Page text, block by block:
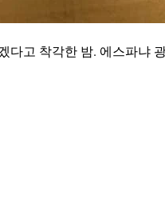
다고 착각한 밤. 에스파냐